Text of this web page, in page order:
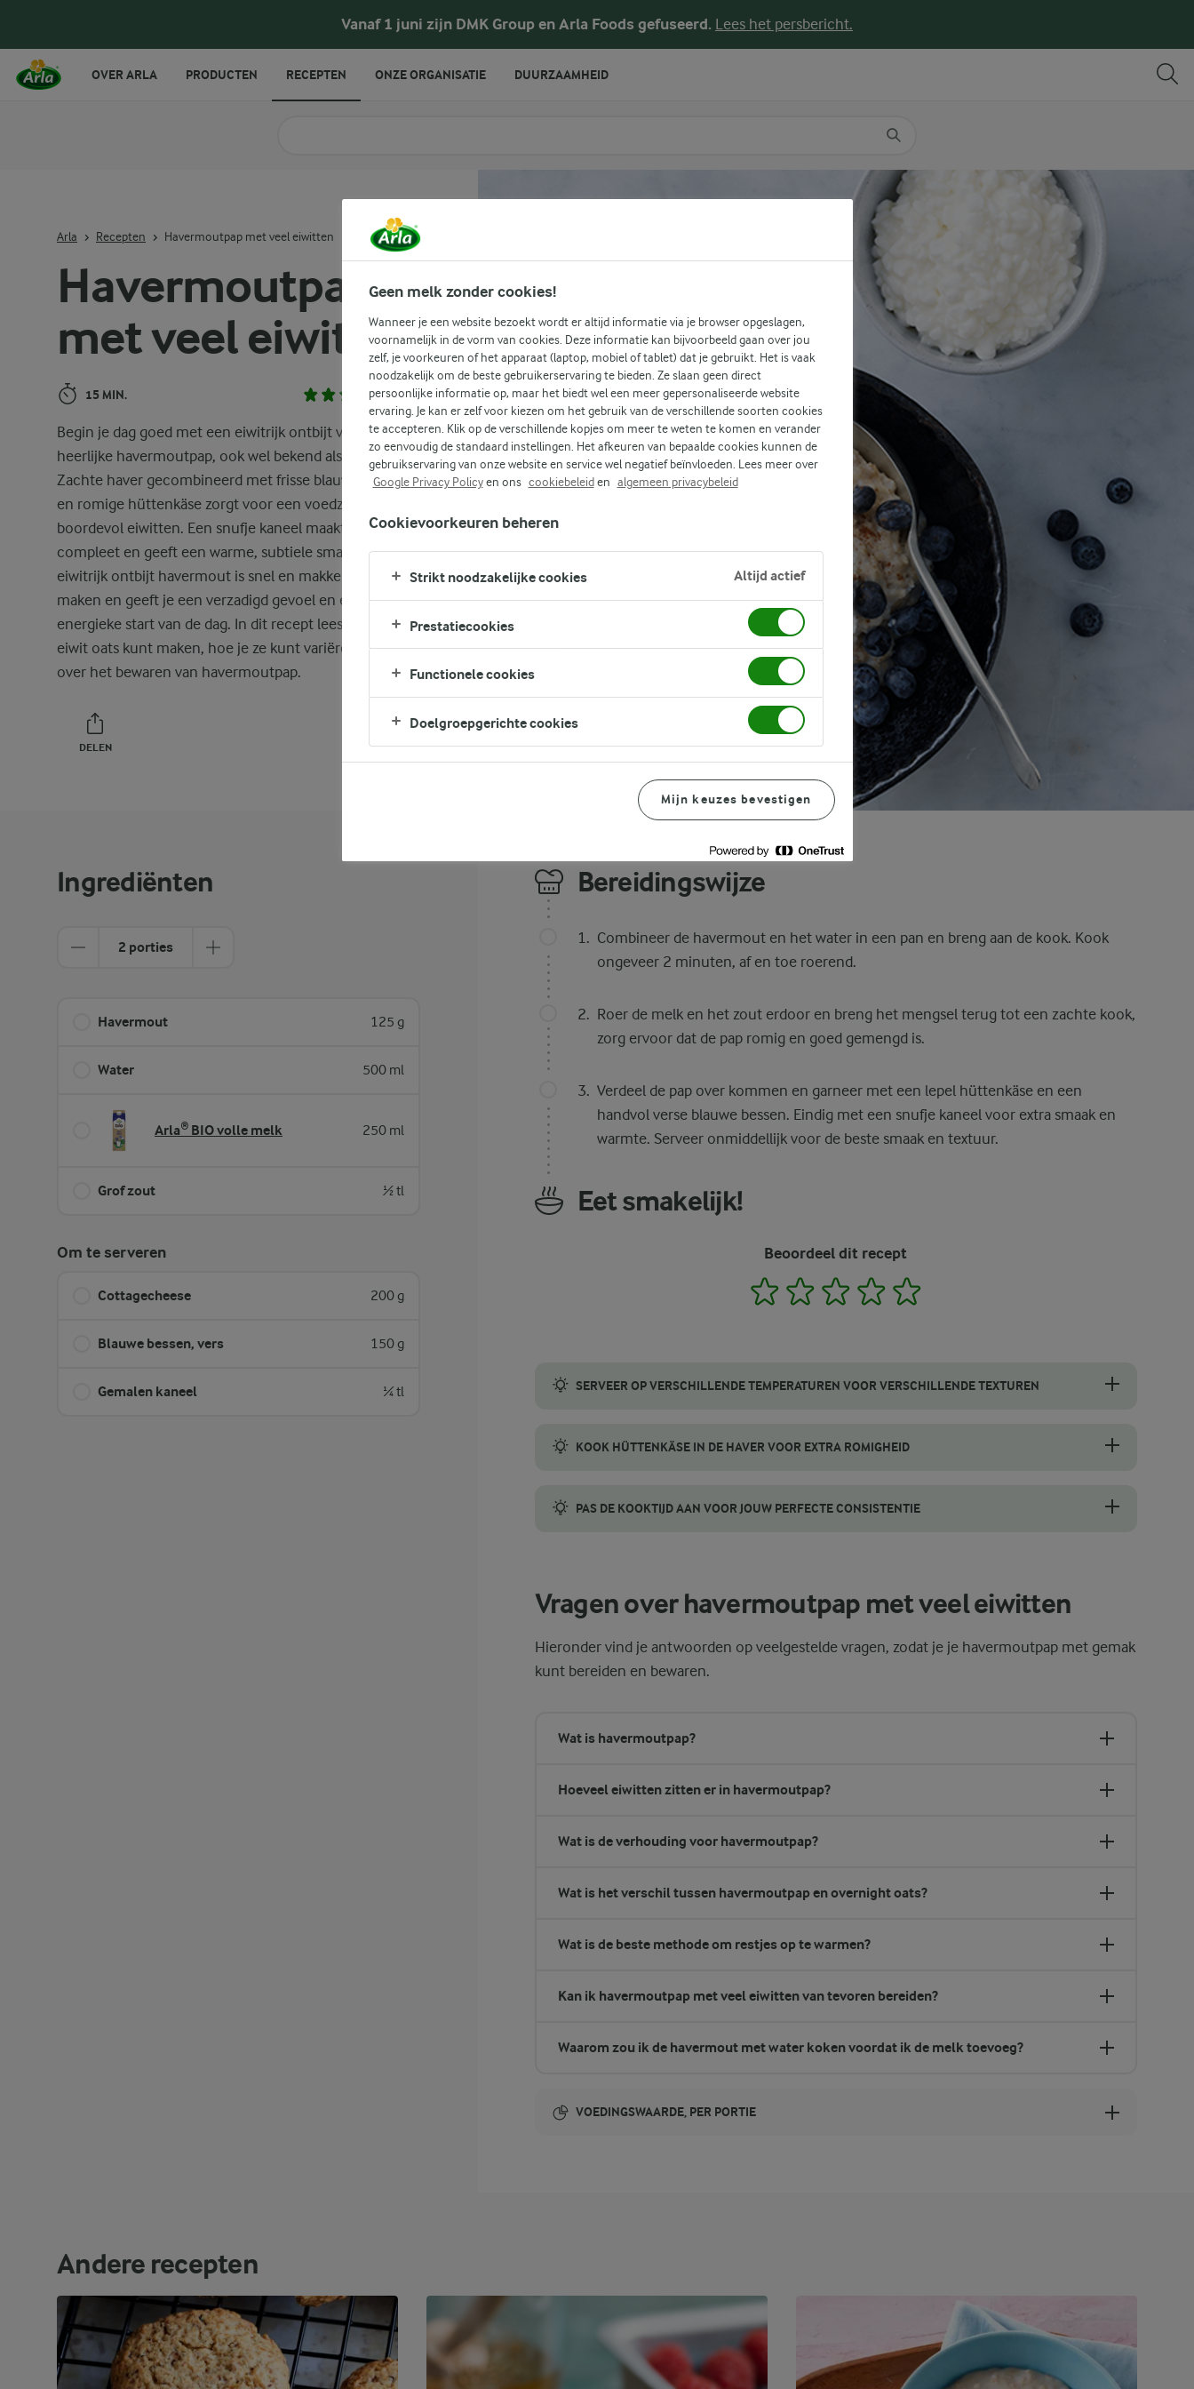
Vanaf 1 juni zijn DMK Group en Arla Foods gefuseerd. Lees het persbericht.
Havermoutpap
met veel eiwitten
15 MIN. (1)
Begin je dag goed met een eiwitrijk ontbijt van deze
heerlijke havermoutpap, ook wel bekend als eiwit oats.
Zachte haver gecombineerd met frisse blauwe bessen
en romige hüttenkäse zorgt voor een voedzaam ontbijt
boordevol eiwitten. Een snufje kaneel maakt het geheel
compleet en geeft een warme, subtiele smaak. Dit
eiwitrijk ontbijt havermout is snel en makkelijk te
maken en geeft je een verzadigd gevoel en een
energieke start van de dag. In dit recept lees je hoe je
eiwit oats kunt maken, hoe je ze kunt variëren en tips
over het bewaren van havermoutpap.
DELEN PRINT
Arla Recepten Havermoutpap met veel eiwitten
Ingrediënten
2 porties
Havermout 125 g
Water 500 ml
Arla® BIO volle melk 250 ml
Grof zout ½ tl
Om te serveren
Cottagecheese 200 g
Blauwe bessen, vers 150 g
Gemalen kaneel ¼ tl
Bereidingswijze
Combineer de havermout en het water in een pan en breng aan de kook. Kook
ongeveer 2 minuten, af en toe roerend.
Roer de melk en het zout erdoor en breng het mengsel terug tot een zachte kook,
zorg ervoor dat de pap romig en goed gemengd is.
Verdeel de pap over kommen en garneer met een lepel hüttenkäse en een
handvol verse blauwe bessen. Eindig met een snufje kaneel voor extra smaak en
warmte. Serveer onmiddellijk voor de beste smaak en textuur.
Eet smakelijk!
Beoordeel dit recept
1 2 3 4
SERVEER OP VERSCHILLENDE TEMPERATUREN VOOR VERSCHILLENDE TEXTUREN
KOOK HÜTTENKÄSE IN DE HAVER VOOR EXTRA ROMIGHEID
PAS DE KOOKTIJD AAN VOOR JOUW PERFECTE CONSISTENTIE
Vragen over havermoutpap met veel eiwitten
Hieronder vind je antwoorden op veelgestelde vragen, zodat je je havermoutpap met gemak
kunt bereiden en bewaren.
Wat is havermoutpap?
Hoeveel eiwitten zitten er in havermoutpap?
Wat is de verhouding voor havermoutpap?
Wat is het verschil tussen havermoutpap en overnight oats?
Wat is de beste methode om restjes op te warmen?
Kan ik havermoutpap met veel eiwitten van tevoren bereiden?
Waarom zou ik de havermout met water koken voordat ik de melk toevoeg?
VOEDINGSWAARDE, PER PORTIE
eiwit
22,8 gram eiwit
10,8 gram vet
Andere recepten
OVER ARLA PRODUCTEN RECEPTEN ONZE ORGANISATIE DUURZAAMHEID
Geen melk zonder cookies!
Wanneer je een website bezoekt wordt er altijd informatie via je browser opgeslagen,
voornamelijk in de vorm van cookies. Deze informatie kan bijvoorbeeld gaan over jou
zelf, je voorkeuren of het apparaat (laptop, mobiel of tablet) dat je gebruikt. Het is vaak
noodzakelijk om de beste gebruikerservaring te bieden. Ze slaan geen direct
persoonlijke informatie op, maar het biedt wel een meer gepersonaliseerde website
ervaring. Je kan er zelf voor kiezen om het gebruik van de verschillende soorten cookies
te accepteren. Klik op de verschillende kopjes om meer te weten te komen en verander
zo eenvoudig de standaard instellingen. Het afkeuren van bepaalde cookies kunnen de
gebruikservaring van onze website en service wel negatief beïnvloeden. Lees meer over
Google Privacy Policyen ons cookiebeleiden algemeen privacybeleid
Cookievoorkeuren beheren
Strikt noodzakelijke cookies Altijd actief
Prestatiecookies
Functionele cookies
Doelgroepgerichte cookies
Mijn keuzes bevestigen